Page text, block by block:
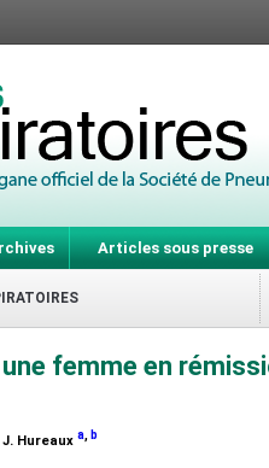
Articles sous presse
femme en
J. Hureaux a b